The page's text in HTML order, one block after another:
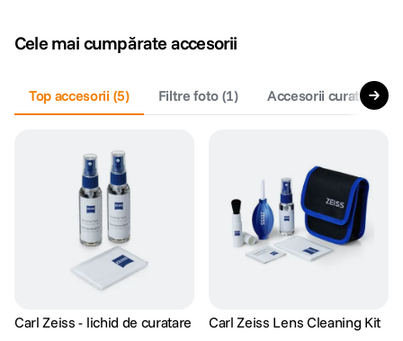
Cele mai cumpărate accesorii
Top accesorii (5) Filtre foto (1) Accesorii curatare si
Carl Zeiss - lichid de curatare Carl Zeiss Lens Cleaning Kit